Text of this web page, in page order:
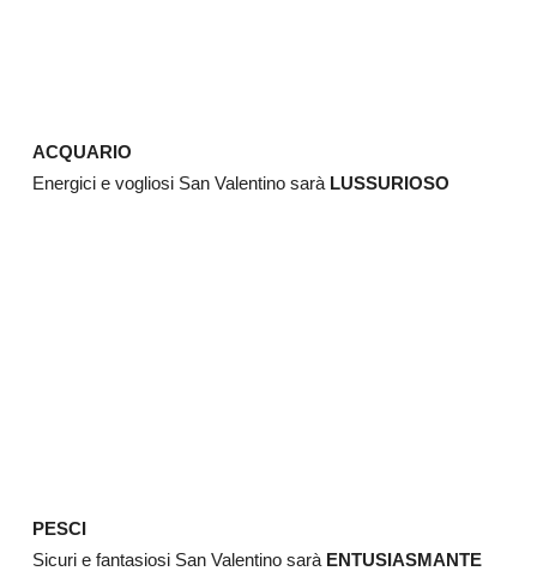
ACQUARIO
Energici e vogliosi San Valentino sarà LUSSURIOSO
PESCI
Sicuri e fantasiosi San Valentino sarà ENTUSIASMANTE